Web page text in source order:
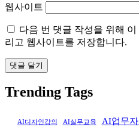
웹사이트
다음 번 댓글 작성을 위해
리고 웹사이트를 저장합니다.
Trending Tags
AI디자인강의 AI실무교육 AI업무